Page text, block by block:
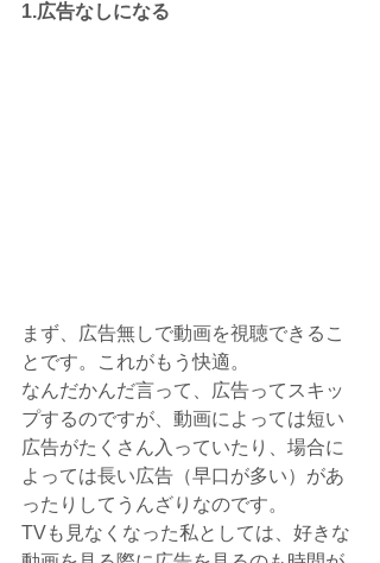
1.広告なしになる
まず、広告無しで動画を視聴できるこ
とです。これがもう快適。
なんだかんだ言って、広告ってスキッ
プするのですが、動画によっては短い
広告がたくさん入っていたり、場合に
よっては長い広告（早口が多い）があ
ったりしてうんざりなのです。
TVも見なくなった私としては、好きな